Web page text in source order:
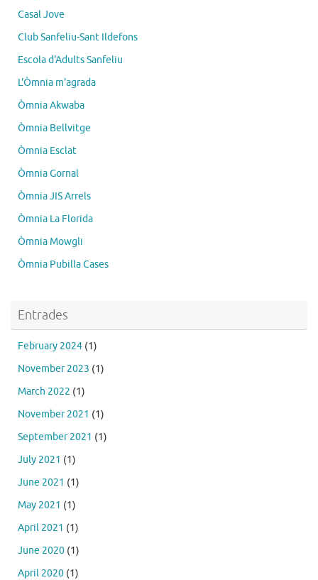
Casal Jove
Club Sanfeliu-Sant Ildefons
Escola d'Adults Sanfeliu
L'Òmnia m'agrada
Òmnia Akwaba
Òmnia Bellvitge
Òmnia Esclat
Òmnia Gornal
Òmnia JIS Arrels
Òmnia La Florida
Òmnia Mowgli
Òmnia Pubilla Cases
Entrades
February 2024 (1)
November 2023 (1)
March 2022 (1)
November 2021 (1)
September 2021 (1)
July 2021 (1)
June 2021 (1)
May 2021 (1)
April 2021 (1)
June 2020 (1)
April 2020 (1)